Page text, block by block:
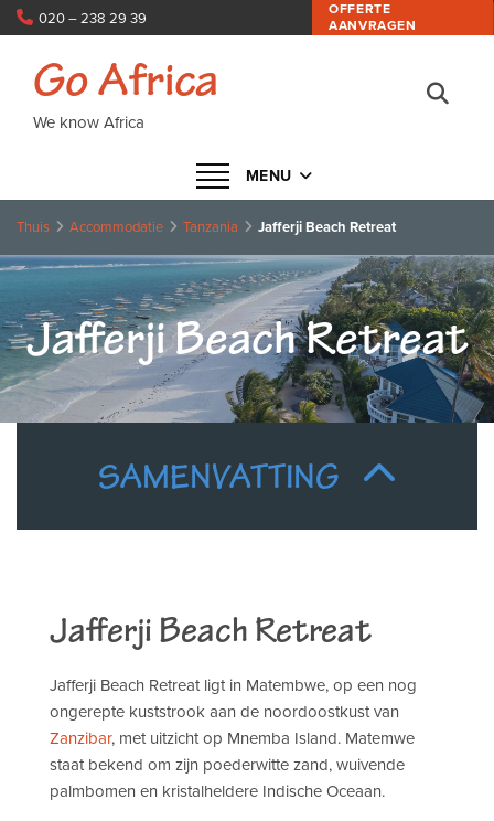
OFFERTE
AANVRAGEN
020 – 238 29 39
Navigatie in- of uitklappen
MENU
Go Africa
We know Africa
Thuis Accommodatie Tanzania Jafferji Beach Retreat
Jafferji Beach Retreat
SAMENVATTING
Jafferji Beach Retreat
Jafferji Beach Retreat ligt in Matembwe, op een nog
ongerepte kuststrook aan de noordoostkust van
Zanzibar, met uitzicht op Mnemba Island. Matemwe
staat bekend om zijn poederwitte zand, wuivende
palmbomen en kristalheldere Indische Oceaan.